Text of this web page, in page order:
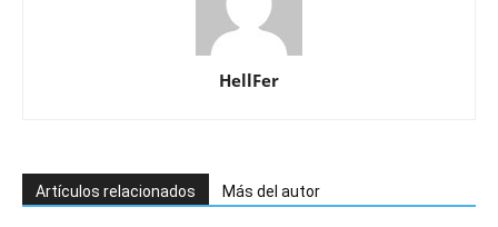
HellFer
Artículos relacionados Más del autor